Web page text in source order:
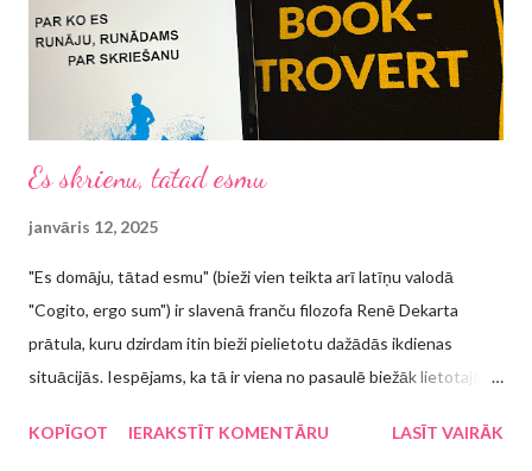
Es skrienu, tātad esmu
janvāris 12, 2025
"Es domāju, tātad esmu" (bieži vien teikta arī latīņu valodā
"Cogito, ergo sum") ir slavenā franču filozofa Renē Dekarta
prātula, kuru dzirdam itin bieži pielietotu dažādās ikdienas
situācijās. Iespējams, ka tā ir viena no pasaulē biežāk lietotajām
"Guļu, tātad esmu", "Ēdu, tātad esmu", "Dziedu, tātad esmu",
KOPĪGOT IERAKSTĪT KOMENTĀRU LASĪT VAIRĀK